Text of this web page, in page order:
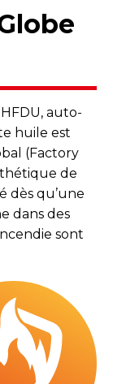
auto-
huile est
(Factory
de
dès qu’une
dans des
sont